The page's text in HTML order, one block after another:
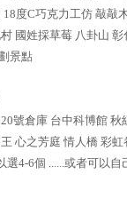
18度C巧克力工仿 敲敲
國姓採草莓 八卦山
景點
號倉庫 台中科博館
心之芳庭 情人橋 彩
選4-6個 ......或者可以自